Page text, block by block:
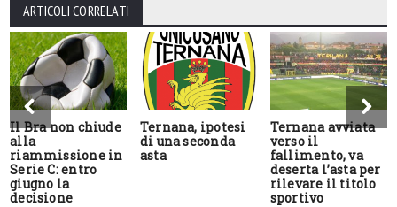
ARTICOLI CORRELATI
Il Bra non chiude
alla
riammissione in
Serie C: entro
giugno la
decisione
Ternana, ipotesi
di una seconda
asta
Ternana avviata
verso il
fallimento, va
deserta l’asta per
rilevare il titolo
sportivo